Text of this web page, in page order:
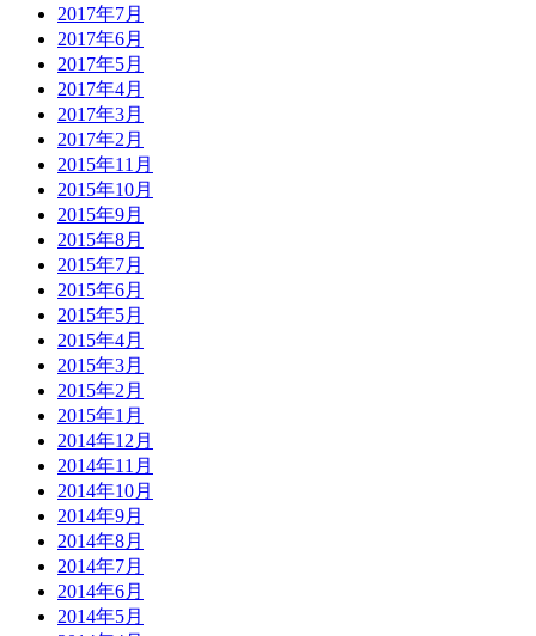
2017年7月
2017年6月
2017年5月
2017年4月
2017年3月
2017年2月
2015年11月
2015年10月
2015年9月
2015年8月
2015年7月
2015年6月
2015年5月
2015年4月
2015年3月
2015年2月
2015年1月
2014年12月
2014年11月
2014年10月
2014年9月
2014年8月
2014年7月
2014年6月
2014年5月